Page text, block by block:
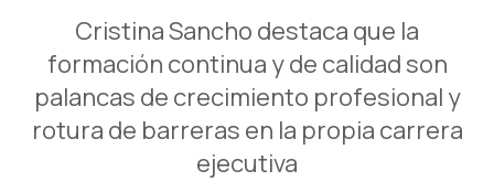
Cristina Sancho destaca que la
formación continua y de calidad son
palancas de crecimiento profesional y
rotura de barreras en la propia carrera
ejecutiva